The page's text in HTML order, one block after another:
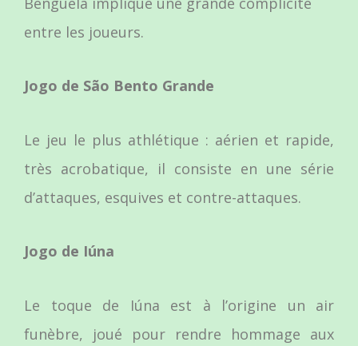
entre les joueurs.
Jogo de São Bento Grande
Le jeu le plus athlétique : aérien et rapide,
très acrobatique, il consiste en une série
d’attaques, esquives et contre-attaques.
Jogo de Iúna
Le toque de Iúna est à l’origine un air
funèbre, joué pour rendre hommage aux